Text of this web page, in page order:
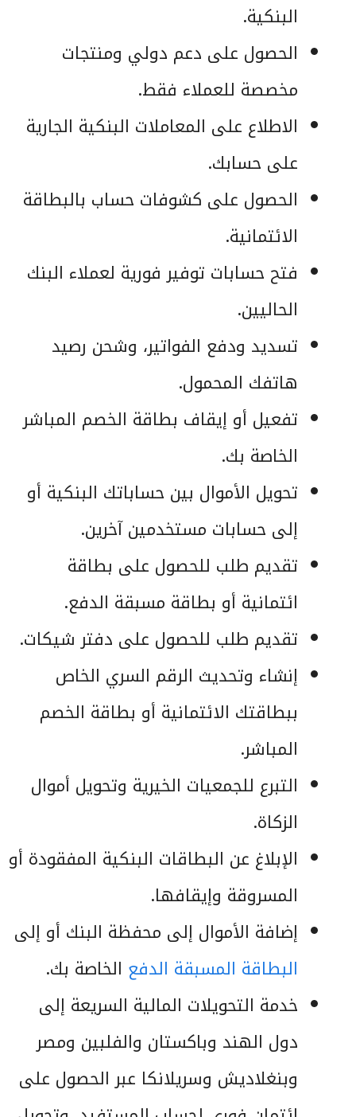
البنكية.
الحصول على دعم دولي ومنتجات
مخصصة للعملاء فقط.
الاطلاع على المعاملات البنكية الجارية
على حسابك.
الحصول على كشوفات حساب بالبطاقة
الائتمانية.
فتح حسابات توفير فورية لعملاء البنك
الحاليين.
تسديد ودفع الفواتير، وشحن رصيد
هاتفك المحمول.
تفعيل أو إيقاف بطاقة الخصم المباشر
الخاصة بك.
تحويل الأموال بين حساباتك البنكية أو
إلى حسابات مستخدمين آخرين.
تقديم طلب للحصول على بطاقة
ائتمانية أو بطاقة مسبقة الدفع.
تقديم طلب للحصول على دفتر شيكات.
إنشاء وتحديث الرقم السري الخاص
ببطاقتك الائتمانية أو بطاقة الخصم
المباشر.
التبرع للجمعيات الخيرية وتحويل أموال
الزكاة.
الإبلاغ عن البطاقات البنكية المفقودة أو
المسروقة وإيقافها.
إضافة الأموال إلى محفظة البنك أو إلى
البطاقة المسبقة الدفع الخاصة بك.
خدمة التحويلات المالية السريعة إلى
دول الهند وباكستان والفلبين ومصر
وبنغلاديش وسريلانكا عبر الحصول على